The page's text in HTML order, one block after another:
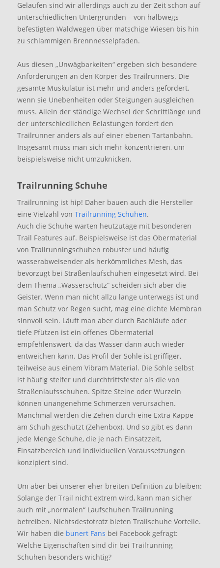
Gelaufen sind wir allerdings auch zu der Zeit schon auf
unterschiedlichen Untergründen – von halbwegs
befestigten Waldwegen über matschige Wiesen bis hin
zu schlammigen Brennnesselpfaden.
Aus diesen „Unwägbarkeiten“ ergeben sich besondere
Anforderungen an den Körper des Trailrunners. Die
gesamte Muskulatur ist mehr und anders gefordert,
wenn sie Unebenheiten oder Steigungen ausgleichen
muss. Allein der ständige Wechsel der Schrittlänge und
der unterschiedlichen Belastungen fordert den
Trailrunner anders als auf einer ebenen Tartanbahn.
Insgesamt muss man sich mehr konzentrieren, um
beispielsweise nicht umzuknicken.
Trailrunning Schuhe
Trailrunning ist hip! Daher bauen auch die Hersteller
eine Vielzahl von Trailrunning Schuhen.
Auch die Schuhe warten heutzutage mit besonderen
Trail Features auf. Beispielsweise ist das Obermaterial
von Trailrunningschuhen robuster und häufig
wasserabweisender als herkömmliches Mesh, das
bevorzugt bei Straßenlaufschuhen eingesetzt wird. Bei
dem Thema „Wasserschutz“ scheiden sich aber die
Geister. Wenn man nicht allzu lange unterwegs ist und
man Schutz vor Regen sucht, mag eine dichte Membran
sinnvoll sein. Läuft man aber durch Bachläufe oder
tiefe Pfützen ist ein offenes Obermaterial
empfehlenswert, da das Wasser dann auch wieder
entweichen kann. Das Profil der Sohle ist griffiger,
teilweise aus einem Vibram Material. Die Sohle selbst
ist häufig steifer und durchtrittsfester als die von
Straßenlaufsschuhen. Spitze Steine oder Wurzeln
können unangenehme Schmerzen verursachen.
Manchmal werden die Zehen durch eine Extra Kappe
am Schuh geschützt (Zehenbox). Und so gibt es dann
jede Menge Schuhe, die je nach Einsatzzeit,
Einsatzbereich und individuellen Voraussetzungen
konzipiert sind.
Um aber bei unserer eher breiten Definition zu bleiben:
Solange der Trail nicht extrem wird, kann man sicher
auch mit „normalen“ Laufschuhen Trailrunning
betreiben. Nichtsdestotrotz bieten Trailschuhe Vorteile.
Wir haben die bunert Fans bei Facebook gefragt:
Welche Eigenschaften sind dir bei Trailrunning
Schuhen besonders wichtig?